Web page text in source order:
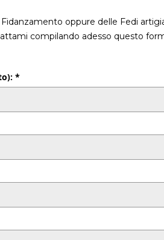
oppure delle Fedi
compilando adesso questo
*